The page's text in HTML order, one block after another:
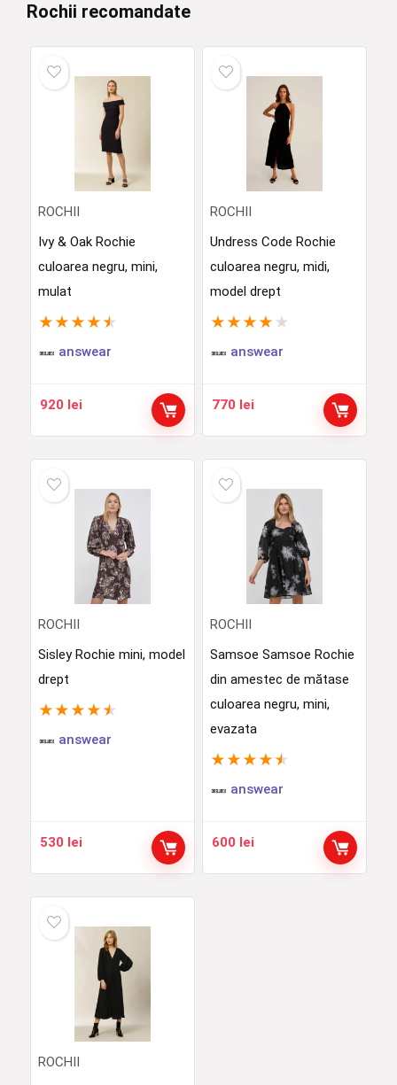
Rochii recomandate
ROCHII
Ivy & Oak Rochie
culoarea negru, mini,
mulat
★ ★ ★ ★ ★
answear
920 lei
ROCHII
Undress Code Rochie
culoarea negru, midi,
model drept
★ ★ ★ ★ ★
answear
770 lei
ROCHII
Sisley Rochie mini, model
drept
★ ★ ★ ★ ★
answear
530 lei
ROCHII
Samsoe Samsoe Rochie
din amestec de mătase
culoarea negru, mini,
evazata
★ ★ ★ ★ ★
answear
600 lei
ROCHII